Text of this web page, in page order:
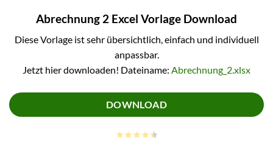
Abrechnung 2 Excel Vorlage Download
Diese Vorlage ist sehr übersichtlich, einfach und individuell
anpassbar.
Jetzt hier downloaden! Dateiname: Abrechnung_2.xlsx
DOWNLOAD